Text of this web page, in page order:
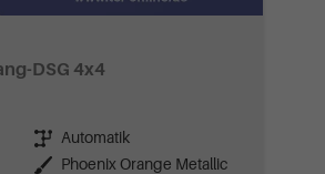
DSG 4x4
Getriebe Automatik
Außenfarbe Phoenix Orange Metallic